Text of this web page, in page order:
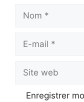
mail
web
Enregistrer